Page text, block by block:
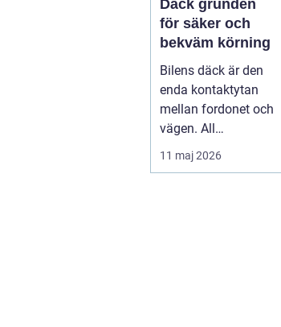
Däck grunden
för säker och
bekväm körning
Bilens däck är den
enda kontaktytan
mellan fordonet och
vägen. All
bromskraft, styrning
och accelera...
11 maj 2026